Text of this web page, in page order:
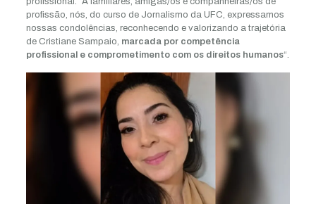
profissão, nós, do curso de Jornalismo da UFC, expressamos
nossas condolências, reconhecendo e valorizando a trajetória
de Cristiane Sampaio, marcada por competência
profissional e comprometimento com os direitos humanos“.